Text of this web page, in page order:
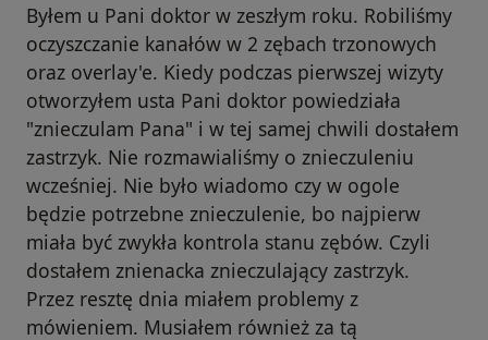
Byłem u Pani doktor w zeszłym roku. Robiliśmy
oczyszczanie kanałów w 2 zębach trzonowych
oraz overlay'e. Kiedy podczas pierwszej wizyty
otworzyłem usta Pani doktor powiedziała
"znieczulam Pana" i w tej samej chwili dostałem
zastrzyk. Nie rozmawialiśmy o znieczuleniu
wcześniej. Nie było wiadomo czy w ogole
będzie potrzebne znieczulenie, bo najpierw
miała być zwykła kontrola stanu zębów. Czyli
dostałem znienacka znieczulający zastrzyk.
Przez resztę dnia miałem problemy z
mówieniem. Musiałem również za tą